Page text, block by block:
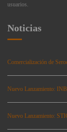
usuarios.
Noticias
Comercialización de
Nuevo Lanzamiento:
Nuevo Lanzamiento: